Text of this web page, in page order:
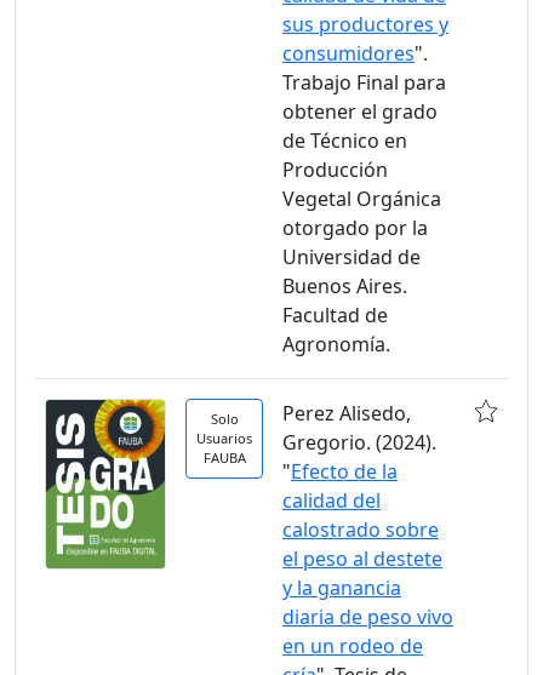
sus productores y
consumidores".
Trabajo Final para
obtener el grado
de Técnico en
Producción
Vegetal Orgánica
otorgado por la
Universidad de
Buenos Aires.
Facultad de
Agronomía.
Solo
Usuarios
FAUBA
Perez Alisedo,
Gregorio. (2024).
"Efecto de la
calidad del
calostrado sobre
el peso al destete
y la ganancia
diaria de peso vivo
en un rodeo de